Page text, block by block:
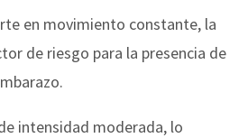
en movimiento constante, la
de riesgo para la presencia de
intensidad moderada, lo